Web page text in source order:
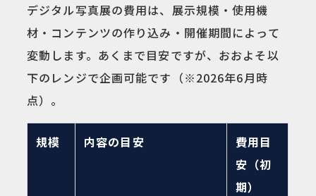
デジタル写真展の費用は、展示規模・使用機
材・コンテンツの作り込み・開催期間によって
変動します。あくまで目安ですが、おおよそ以
下のレンジで企画可能です（※2026年6月時
点）。
規模 内容の目安
費用目
安（初
期）